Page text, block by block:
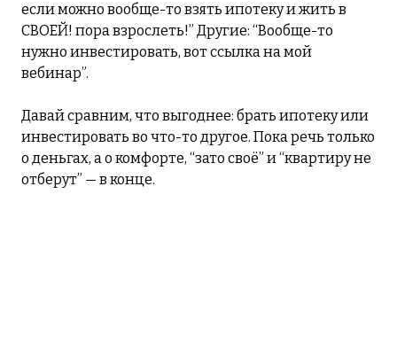
если можно вообще-то взять ипотеку и жить в
СВОЕЙ! пора взрослеть!” Другие: “Вообще-то
нужно инвестировать, вот ссылка на мой
вебинар”.
Давай сравним, что выгоднее: брать ипотеку или
инвестировать во что-то другое. Пока речь только
о деньгах, а о комфорте, “зато своё” и “квартиру не
отберут” — в конце.